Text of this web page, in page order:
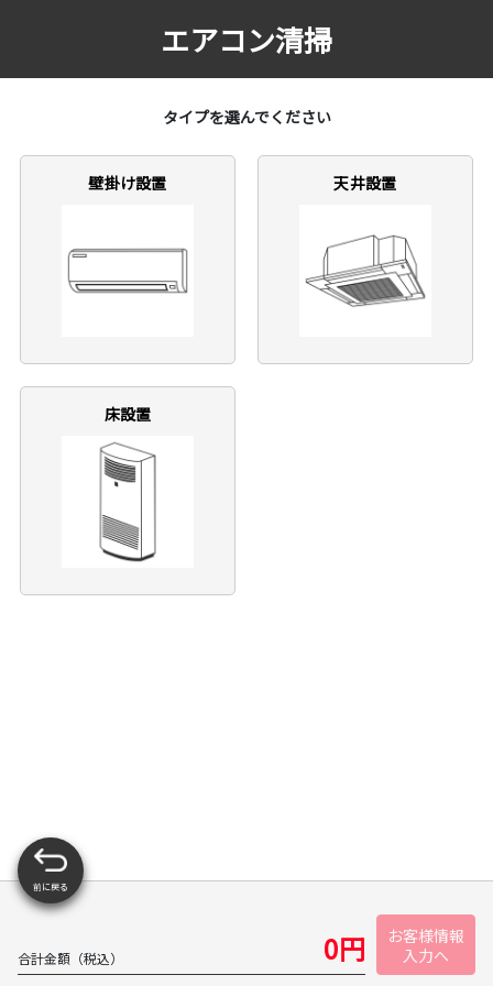
エアコン清掃
タイプを選んでください
壁掛け設置 天井設置
床設置
合計金額（税込） 0円
お客様情報
入力へ
前に戻る